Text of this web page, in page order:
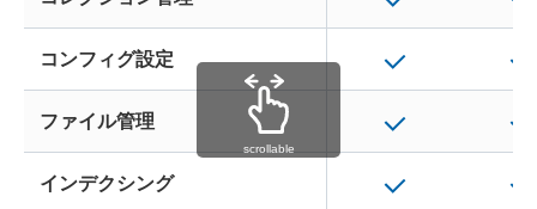
コンフィグ設定
ファイル管理
インデクシング
scrollable